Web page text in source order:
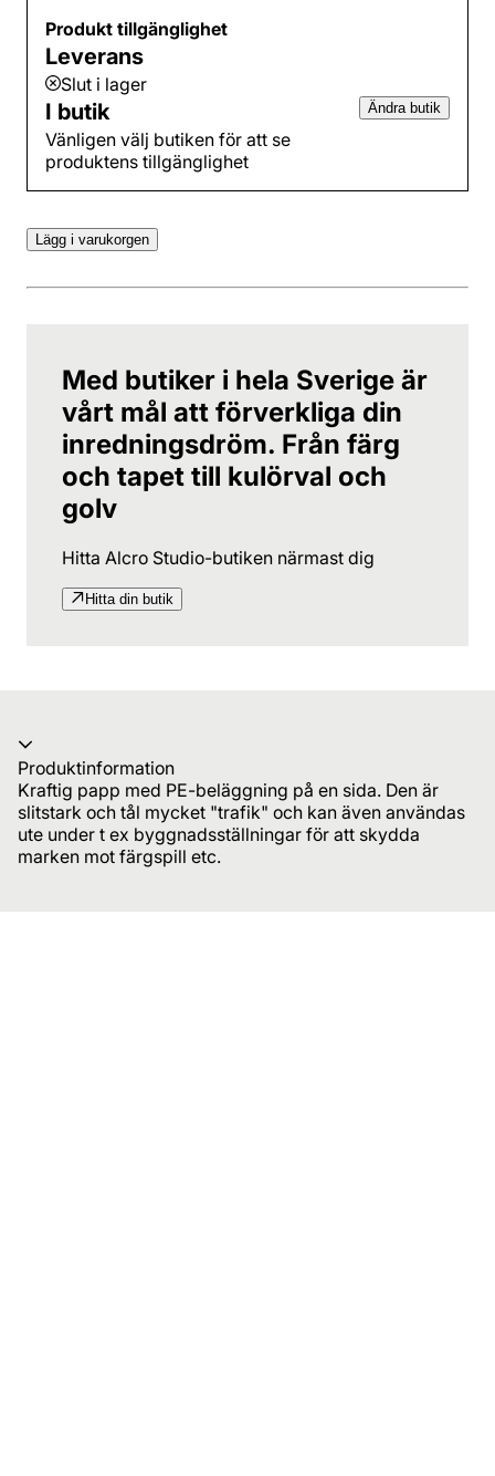
Produkt tillgänglighet
Leverans
Slut i lager
I butik
Vänligen välj butiken för att se
produktens tillgänglighet
Ändra butik
Lägg i varukorgen
Med butiker i hela Sverige är
vårt mål att förverkliga din
inredningsdröm. Från färg
och tapet till kulörval och
golv
Hitta Alcro Studio-butiken närmast dig
Hitta din butik
Produktinformation
Kraftig papp med PE-beläggning på en sida. Den är
slitstark och tål mycket "trafik" och kan även användas
ute under t ex byggnadsställningar för att skydda
marken mot färgspill etc.